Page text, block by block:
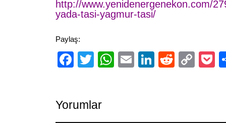
http://www.yenidenergenekon.com/
yada-tasi-yagmur-tasi/
Paylaş:
Facebook
TwitterWhatsApp
EmailLinkedIn
Reddit
Yorumlar